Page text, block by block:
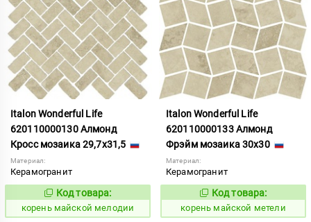
Italon Wonderful Life
620110000130 Алмонд
Кросс мозаика 29,7x31,5
Материал:
Керамогранит
787673
Код товара:
корень майской мелодии
Italon Wonderful Life
620110000133 Алмонд
Фрэйм мозаика 30x30
Материал:
Керамогранит
787675
Код товара:
корень майской метели